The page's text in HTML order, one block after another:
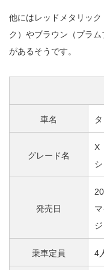
他にはレッドメタリッ
ク）やブラウン（プラ
があるそうです。
車名
グレード名
X
発売日
ジ
乗車定員 4